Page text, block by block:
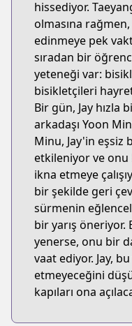
hissediyor.
olmasına
edinmeye pek
sıradan bir
yeteneği var:
bisikletçileri
Bir gün, Jay hızla
arkadaşı Yoon
Minu, Jay'in eşsiz
etkileniyor ve onu
ikna etmeye
bir şekilde geri
sürmenin
bir yarış öneriyor.
yenerse, onu bir
vaat ediyor. Jay,
etmeyeceğini
kapıları ona